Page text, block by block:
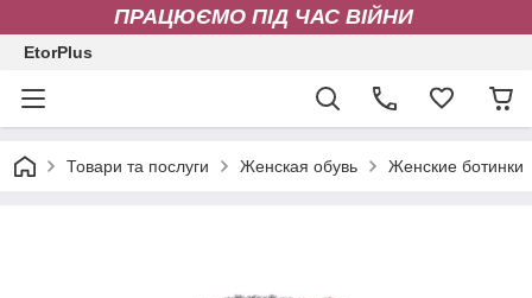
ПРАЦЮЄМО ПІД ЧАС ВІЙНИ
EtorPlus
Товари та послуги Женская обувь Женские ботинки